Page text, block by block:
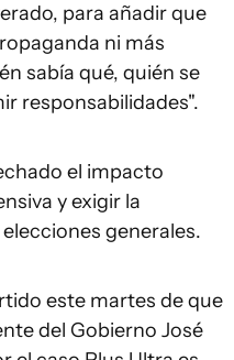
para añadir que
ni más
sabía qué, quién se
responsabilidades".
el impacto
y exigir la
generales.
este martes de que
del Gobierno José